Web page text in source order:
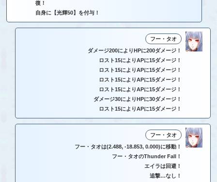
復！
自身に【光輝50】を付与！
フー・タオ
ダメージ200によりHPに200ダメージ！
ロスト15によりAPに15ダメージ！
ロスト15によりAPに15ダメージ！
ロスト15によりAPに15ダメージ！
ロスト15によりAPに15ダメージ！
ダメージ30によりHPに30ダメージ！
ロスト15によりAPに15ダメージ！
フー・タオ
フー・タオは(2.488, -18.853, 0.000)に移動！
フー・タオのThunder Fall！
エイラは回避！
追撃…なし！